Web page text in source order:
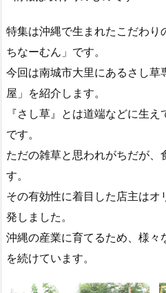
特集は沖縄で生まれたこだわり
ちなーむん」です。
今回は南城市大里にあるさし草
屋」を紹介します。
『さし草』とは道端などに生
です。
ただの雑草と思われがちだが、
す。
その有効性に着目した店主はオ
発しました。
沖縄の産業に育てるため、様々
を続けています。